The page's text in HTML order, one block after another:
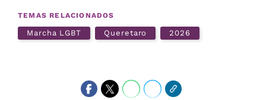
TEMAS RELACIONADOS
Marcha LGBT Queretaro 2026